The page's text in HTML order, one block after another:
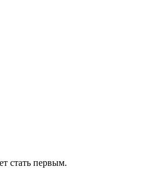
стать первым.